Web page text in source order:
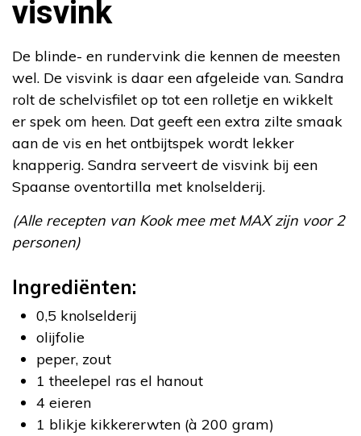
visvink
De blinde- en rundervink die kennen de meesten
wel. De visvink is daar een afgeleide van. Sandra
rolt de schelvisfilet op tot een rolletje en wikkelt
er spek om heen. Dat geeft een extra zilte smaak
aan de vis en het ontbijtspek wordt lekker
knapperig. Sandra serveert de visvink bij een
Spaanse oventortilla met knolselderij.
(Alle recepten van Kook mee met MAX zijn voor 2
personen)
Ingrediënten:
0,5 knolselderij
olijfolie
peper, zout
1 theelepel ras el hanout
4 eieren
1 blikje kikkererwten (à 200 gram)